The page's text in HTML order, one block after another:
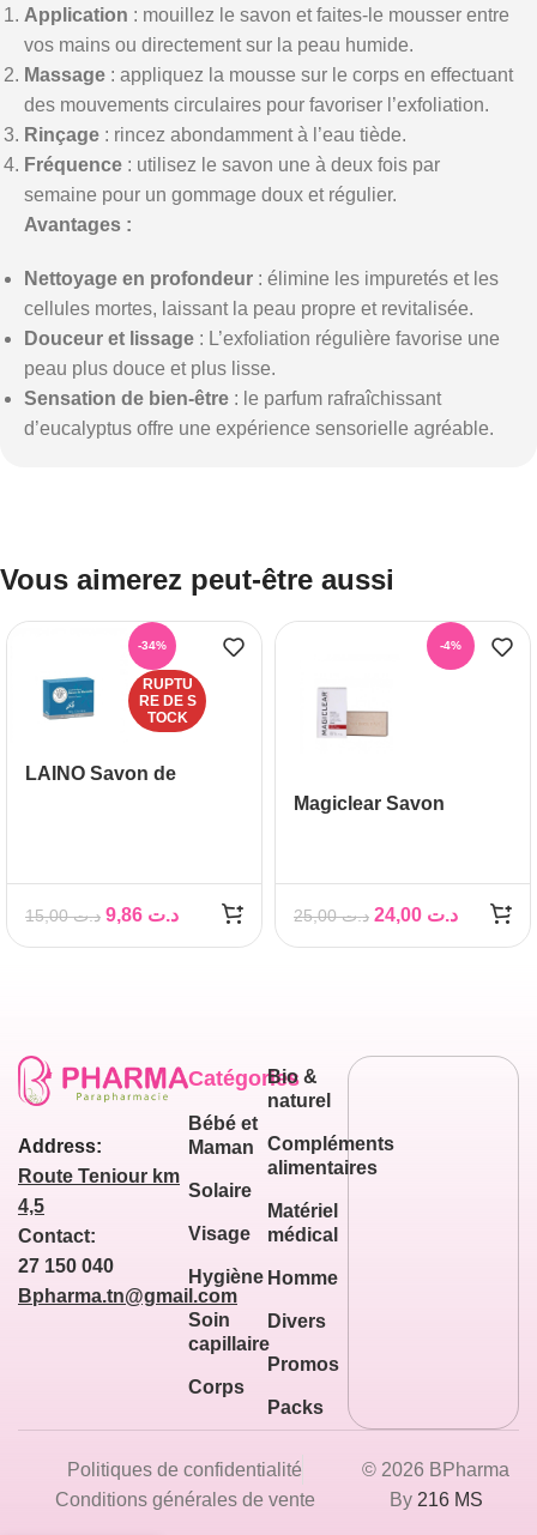
Application : mouillez le savon et faites-le mousser entre
vos mains ou directement sur la peau humide.
Massage : appliquez la mousse sur le corps en effectuant
des mouvements circulaires pour favoriser l’exfoliation.
Rinçage : rincez abondamment à l’eau tiède.
Fréquence : utilisez le savon une à deux fois par
semaine pour un gommage doux et régulier.
Avantages :
Nettoyage en profondeur : élimine les impuretés et les
cellules mortes, laissant la peau propre et revitalisée.
Douceur et lissage : L’exfoliation régulière favorise une
peau plus douce et plus lisse.
Sensation de bien-être : le parfum rafraîchissant
d’eucalyptus offre une expérience sensorielle agréable.
Vous aimerez peut-être aussi
-34%
RUPTU
RE DE S
TOCK
LAINO Savon de
د.ت15,00 د.ت
-4%
Magiclear Savon
د.ت25,00 د.ت
Address:
Route Teniour km
4,5
Contact:
27 150 040
Bpharma.tn@gmail.com
Catégories
Bébé et
Maman
Solaire
Visage
Hygiène
Soin
capillaire
Corps
Bio &
naturel
Compléments
alimentaires
Matériel
médical
Homme
Divers
Promos
Packs
© 2026 BPharma
By 216 MS
Politiques de confidentialité
Conditions générales de vente